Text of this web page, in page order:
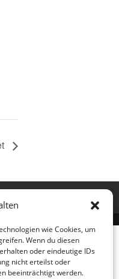
wie Cookies, um
Wenn du diesen
oder eindeutige IDs
nicht erteilst oder
beeinträchtigt werden.